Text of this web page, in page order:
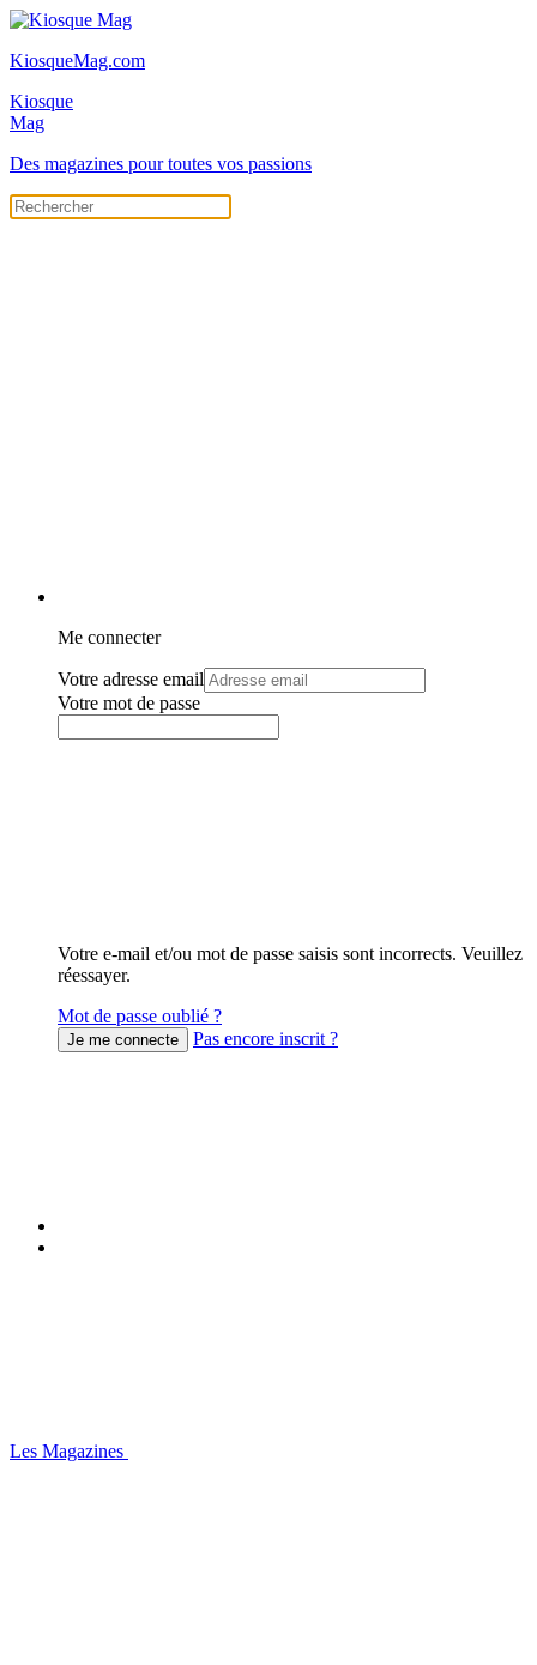
KiosqueMag.com
Kiosque
Mag
Des magazines pour toutes vos passions
Me connecter
Votre adresse email
Votre mot de passe
Votre e-mail et/ou mot de passe saisis sont incorrects. Veuillez
réessayer.
Mot de passe oublié ?
Pas encore inscrit ?
Les Magazines